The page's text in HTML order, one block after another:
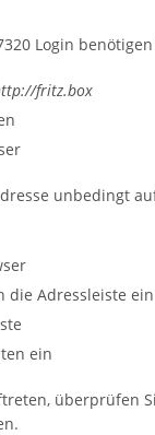
Login
fritz.box
unbedingt
die Adressleiste ein
ein
überprüfen